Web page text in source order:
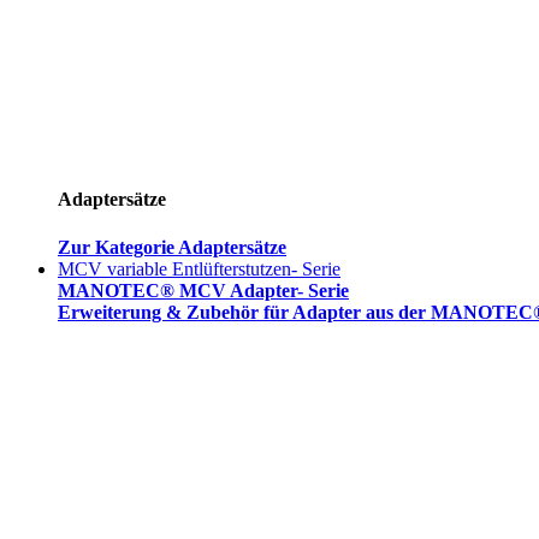
Adaptersätze
Zur Kategorie Adaptersätze
MCV variable Entlüfterstutzen- Serie
MANOTEC® MCV Adapter- Serie
Erweiterung & Zubehör für Adapter aus der